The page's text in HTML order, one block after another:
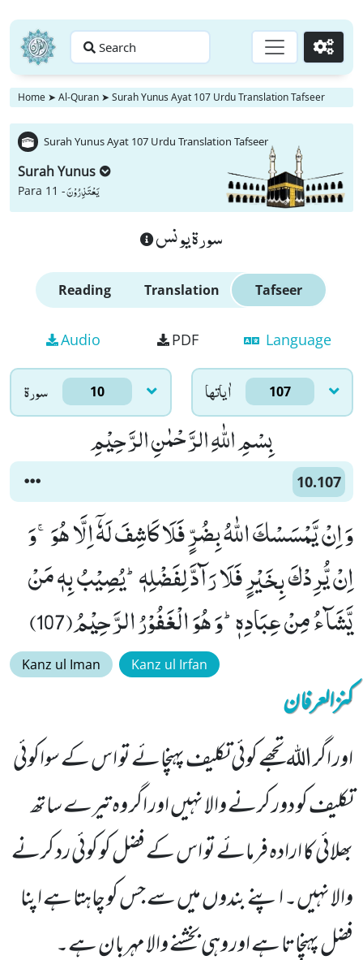
Search Go
Home ➤ Al-Quran ➤ Surah Yunus Ayat 107 Urdu Translation Tafseer
Surah Yunus Ayat 107 Urdu Translation Tafseer
Surah Yunus
Para 11 -یَعْتَذِرُوْنَ
سورة يونس
Reading Translation Tafseer
Audio PDF Language
سورۃ 10 اٰياتها 107
بِسْمِ اللّٰهِ الرَّحْمٰنِ الرَّحِیْمِ
10.107
وَ اِنْ یَّمْسَسْكَ اللّٰهُ بِضُرٍّ فَلَا كَاشِفَ لَهٗۤ اِلَّا هُوَۚ-وَ
اِنْ یُّرِدْكَ بِخَیْرٍ فَلَا رَآدَّ لِفَضْلِهٖؕ-یُصِیْبُ بِهٖ مَنْ
یَّشَآءُ مِنْ عِبَادِهٖؕ-وَ هُوَ الْغَفُوْرُ الرَّحِیْمُ(107)
Kanz ul Iman Kanz ul Irfan
کنزالعرفان
اور اگر اللہ تجھے کوئی تکلیف پہنچائے تو اس کے سواکوئی
تکلیف کو دور کرنے والا نہیں اور اگر وہ تیرے ساتھ
بھلائی کا ارادہ فرمائے تو اس کے فضل کو کوئی رد کرنے
والا نہیں۔ اپنے بندوں میں سے جس کو چاہتا ہے اپنا
فضل پہنچاتا ہے اور وہی بخشنے والا مہربان ہے۔